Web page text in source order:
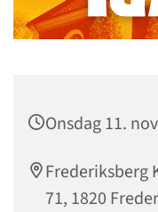
Onsdag 11.
Frederiksberg
71, 1820